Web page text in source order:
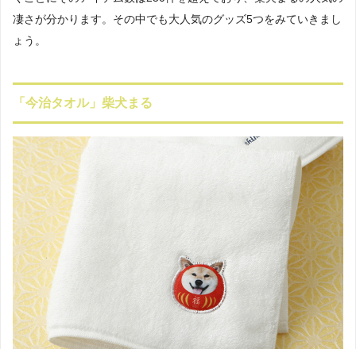
凄さが分かります。その中でも大人気のグッズ5つをみていきまし
ょう。
「今治タオル」柴犬まる